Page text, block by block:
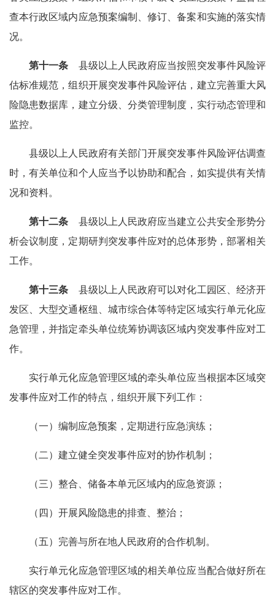
查本行政区域内应急预案编制、修订、备案和实施的落实情
况。
第十一条 县级以上人民政府应当按照突发事件风险评
估标准规范，组织开展突发事件风险评估，建立完善重大风
险隐患数据库，建立分级、分类管理制度，实行动态管理和
监控。
县级以上人民政府有关部门开展突发事件风险评估调查
时，有关单位和个人应当予以协助和配合，如实提供有关情
况和资料。
第十二条 县级以上人民政府应当建立公共安全形势分
析会议制度，定期研判突发事件应对的总体形势，部署相关
工作。
第十三条 县级以上人民政府可以对化工园区、经济开
发区、大型交通枢纽、城市综合体等特定区域实行单元化应
急管理，并指定牵头单位统筹协调该区域内突发事件应对工
作。
实行单元化应急管理区域的牵头单位应当根据本区域突
发事件应对工作的特点，组织开展下列工作：
（一）编制应急预案，定期进行应急演练；
（二）建立健全突发事件应对的协作机制；
（三）整合、储备本单元区域内的应急资源；
（四）开展风险隐患的排查、整治；
（五）完善与所在地人民政府的合作机制。
实行单元化应急管理区域的相关单位应当配合做好所在
辖区的突发事件应对工作。